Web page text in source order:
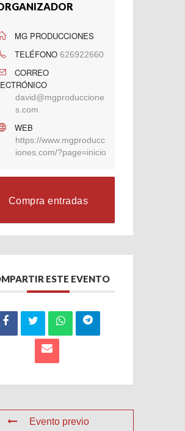
MG PRODUCCIONES
TELÉFONO 626922660
CORREO
david@mgproduccione
s.com
WEB
https://www.mgproducc
iones.com/?page=inicio
Compra entradas
ESTE EVENTO
Evento previo